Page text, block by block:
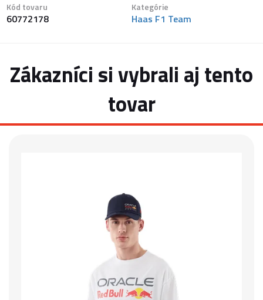
Kód tovaru
60772178
Kategórie
Haas F1 Team
Zákazníci si vybrali aj tento
tovar